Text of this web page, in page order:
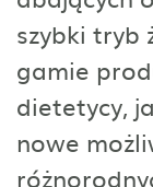
szybki tryb
gamie
dietetycy,
nowe